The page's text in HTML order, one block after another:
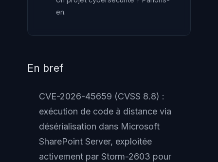
en.
En bref
CVE-2026-45659 (CVSS 8.8) :
exécution de code à distance via
désérialisation dans Microsoft
SharePoint Server, exploitée
activement par Storm-2603 pour